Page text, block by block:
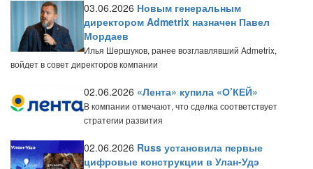
03.06.2026 Новым генеральным
директором Admetrix назначен Павел
Мордаев
Илья Шершуков, ранее возглавлявший Admetrix,
войдет в совет директоров компании
02.06.2026 «Лента» купила «О’КЕЙ»
В компании отмечают, что сделка соответствует
стратегии развития
02.06.2026 Russ установила первые
цифровые конструкции в Улан-Удэ